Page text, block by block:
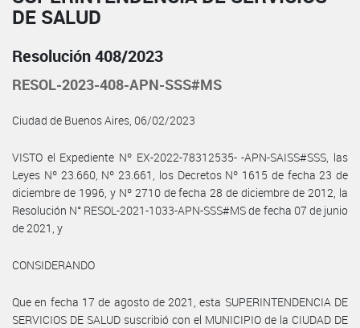
DE SALUD
Resolución 408/2023
RESOL-2023-408-APN-SSS#MS
Ciudad de Buenos Aires, 06/02/2023
VISTO el Expediente Nº EX-2022-78312535- -APN-SAISS#SSS, las
Leyes Nº 23.660, Nº 23.661, los Decretos Nº 1615 de fecha 23 de
diciembre de 1996, y Nº 2710 de fecha 28 de diciembre de 2012, la
Resolución N° RESOL-2021-1033-APN-SSS#MS de fecha 07 de junio
de 2021, y
CONSIDERANDO
Que en fecha 17 de agosto de 2021, esta SUPERINTENDENCIA DE
SERVICIOS DE SALUD suscribió con el MUNICIPIO de la CIUDAD DE